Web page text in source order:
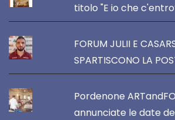
titolo "E io che
FORUM JULII E
SPARTISCONO LA
Pordenone
annunciate le date